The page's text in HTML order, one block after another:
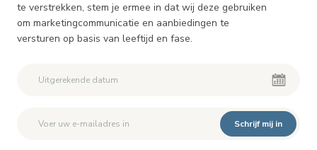
te verstrekken, stem je ermee in dat wij deze gebruiken
om marketingcommunicatie en aanbiedingen te
versturen op basis van leeftijd en fase.
Schrijf mij in